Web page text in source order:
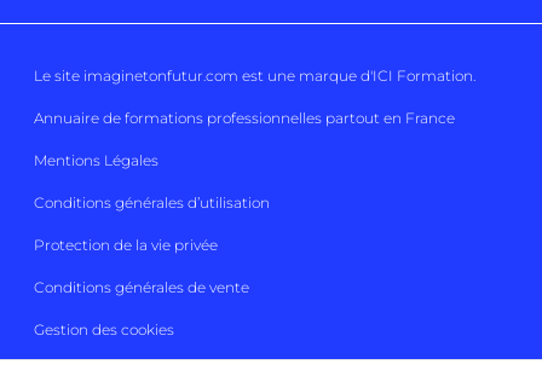
Le site imaginetonfutur.com est une marque d'ICI Formation.
Annuaire de formations professionnelles partout en France
Mentions Légales
Conditions générales d’utilisation
Protection de la vie privée
Conditions générales de vente
Gestion des cookies